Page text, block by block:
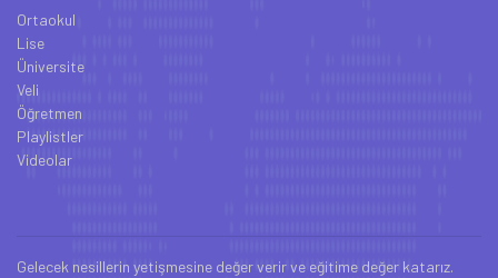
Ortaokul
Lise
Üniversite
Veli
Öğretmen
Playlistler
Videolar
Gelecek nesillerin yetişmesine değer verir ve eğitime değer katarız.